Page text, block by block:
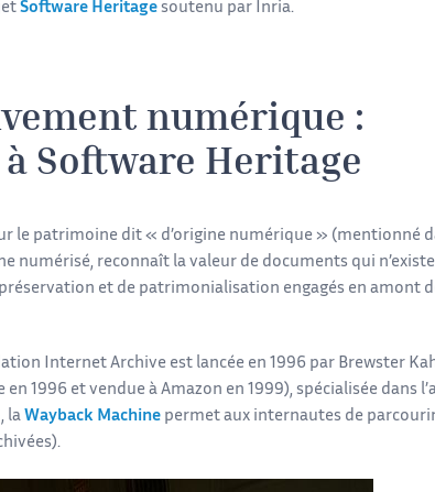
Software Heritage soutenu par Inria.
numérique :
Software Heritage
le patrimoine dit « d’origine numérique » (mentionné
numérisé, reconnaît la valeur de documents qui
et de patrimonialisation engagés en amont
Internet Archive est lancée en 1996 par Brewster
1996 et vendue à Amazon en 1999), spécialisée dans
la Wayback Machine permet aux internautes de